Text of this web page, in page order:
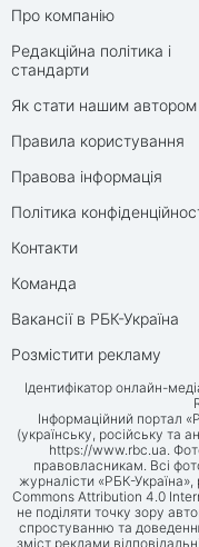
Про компанію
Редакційна політика і
стандарти
Як стати нашим автором
Правила користування
Правова інформація
Політика
Контакти
Команда
Вакансії в РБК-Україна
Розмістити рекламу
Ідентифікатор онлайн-
Інформаційний портал
(українську, російську та
https://www.rbc.ua.
правовласникам. Всі
журналісти «РБК-Україна»,
Commons Attribution 4.0
не поділяти точку зору
спростуванню та
зміст реклами